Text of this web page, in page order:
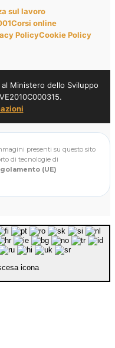
sul lavoro
Corsi online
PolicyCookie Policy
Ministero dello Sviluppo
presenti su questo sito
di tecnologie di
(UE)